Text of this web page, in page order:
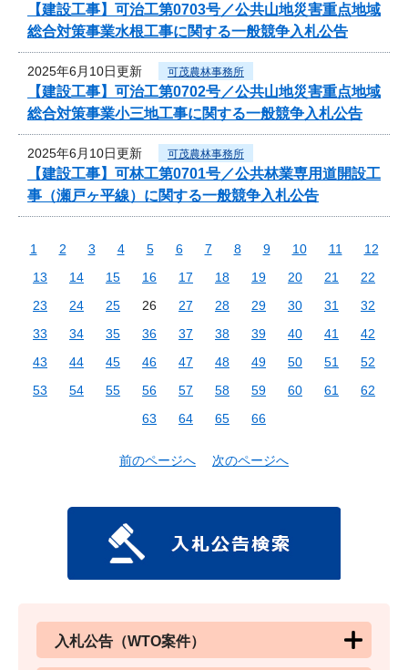
【建設工事】可治工第0703号／公共山地災害重点地域
総合対策事業水根工事に関する一般競争入札公告
2025年6月10日更新 可茂農林事務所
【建設工事】可治工第0702号／公共山地災害重点地域
総合対策事業小三地工事に関する一般競争入札公告
2025年6月10日更新 可茂農林事務所
【建設工事】可林工第0701号／公共林業専用道開設工
事（瀬戸ヶ平線）に関する一般競争入札公告
1 2 3 4 5 6 7 8 9 10 11
12
13
14 15 16 17 18 19 20 21
22
23
24 25 26 27 28 29 30 31
32
33
34 35 36 37 38 39 40 41
42
43
44 45 46 47 48 49 50 51
52
53
54 55 56 57 58 59 60 61
62
63
64 65 66
前のページへ 次のページへ
入札公告（WTO案件）